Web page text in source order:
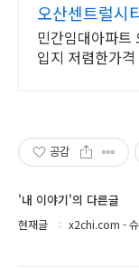
오산센트럴시
별접수중
민간임대아파트
입지 저렴한가
공감
'내 이야기'의 다른글
현재글 x2chi.com -